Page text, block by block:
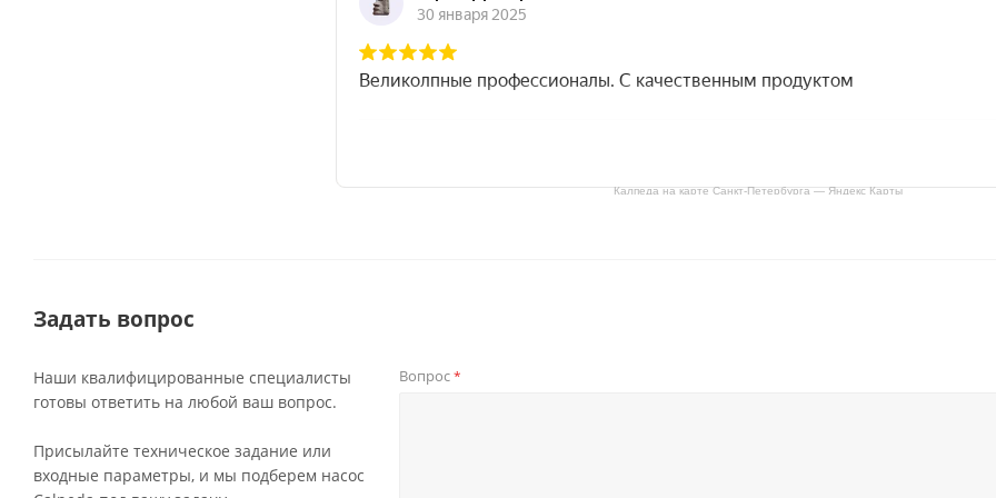
Калпеда на карте Санкт‑Петербурга — Яндекс Карты
Задать вопрос
Наши квалифицированные специалисты
готовы ответить на любой ваш вопрос.
Присылайте техническое задание или
входные параметры, и мы подберем насос
Вопрос*